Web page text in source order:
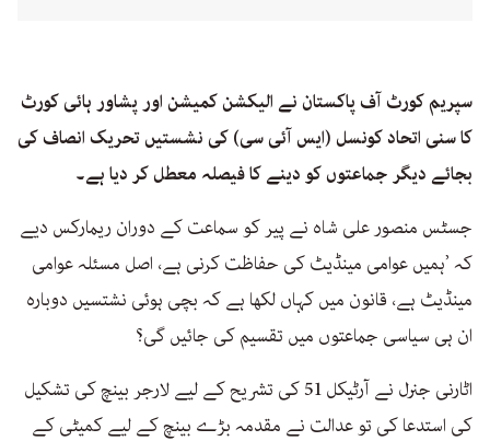
سپریم کورٹ آف پاکستان نے الیکشن کمیشن اور پشاور ہائی کورٹ
کا سنی اتحاد کونسل (ایس آئی سی) کی نشستیں تحریک انصاف کی
بجائے دیگر جماعتوں کو دینے کا فیصلہ معطل کر دیا ہے۔
جسٹس منصور علی شاہ نے پیر کو سماعت کے دوران ریمارکس دیے
کہ ’ہمیں عوامی مینڈیٹ کی حفاظت کرنی ہے، اصل مسئلہ عوامی
مینڈیٹ ہے، قانون میں کہاں لکھا ہے کہ بچی ہوئی نشتسیں دوبارہ
ان ہی سیاسی جماعتوں میں تقسیم کی جائیں گی؟
اٹارنی جنرل نے آرٹیکل 51 کی تشریح کے لیے لارجر بینچ کی تشکیل
کی استدعا کی تو عدالت نے مقدمہ بڑے بینچ کے لیے کمیٹی کے